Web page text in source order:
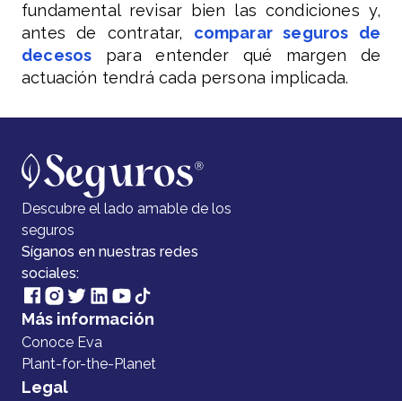
fundamental revisar bien las condiciones y,
antes de contratar, comparar seguros de
decesos para entender qué margen de
actuación tendrá cada persona implicada.
Descubre el lado amable de los
seguros
Síganos en nuestras redes
sociales:
Más información
Conoce Eva
Plant-for-the-Planet
Legal